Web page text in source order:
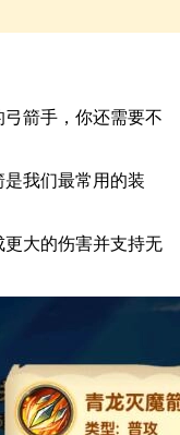
箭手，你还需要不
我们最常用的装
大的伤害并支持无